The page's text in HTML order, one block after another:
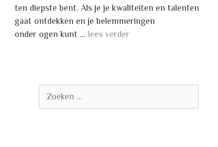
ten diepste bent. Als je je kwaliteiten en talenten
gaat ontdekken en je belemmeringen
onder ogen kunt …lees verder
naar: